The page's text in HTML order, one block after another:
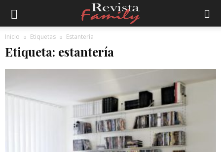
Inicio Etiquetas Estantería
Etiqueta: estantería